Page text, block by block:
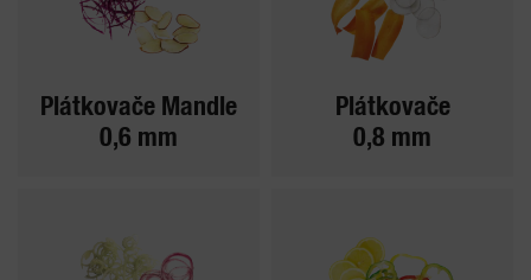
Plátkovače Mandle
0,6 mm
Plátkovače
0,8 mm